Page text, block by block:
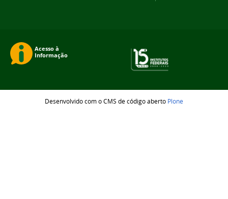
Desenvolvido com o CMS de código aberto Plone